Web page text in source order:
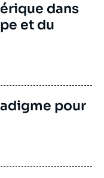
dans
et du
pour